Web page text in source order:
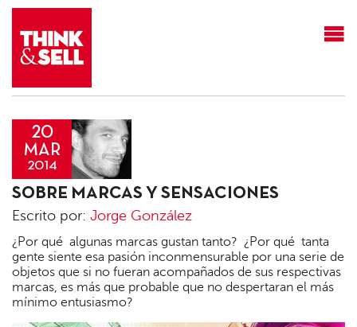
THINK&SELL
20
MAR
2014
Jorge
González
SOBRE MARCAS Y SENSACIONES
Escrito por: Jorge González
¿Por qué algunas marcas gustan tanto? ¿Por qué tanta
gente siente esa pasión inconmensurable por una serie de
objetos que si no fueran acompañados de sus respectivas
marcas, es más que probable que no despertaran el más
mínimo entusiasmo?